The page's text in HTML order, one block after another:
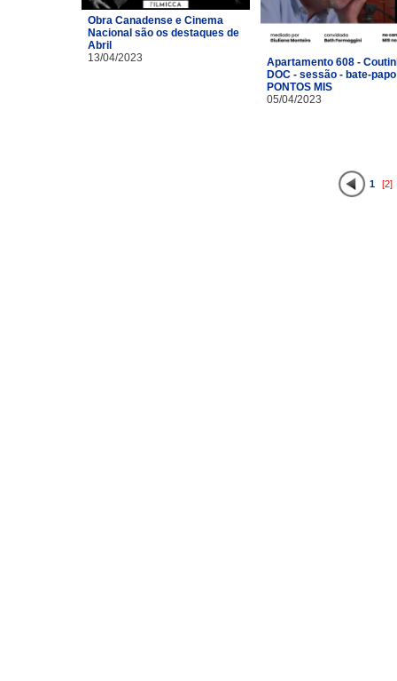
Obra Canadense e Cinema
Nacional são os destaques de
Abril
13/04/2023
Apartamento 608 -
DOC - sessão - bate-
PONTOS MIS
05/04/2023
1 [2]